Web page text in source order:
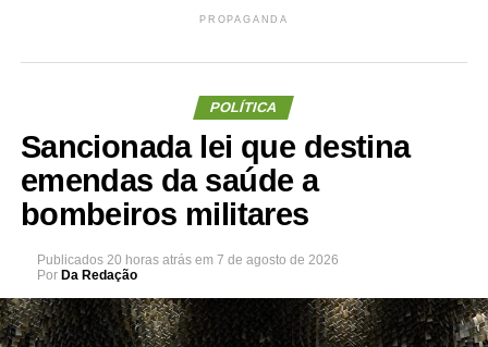
PROPAGANDA
POLÍTICA
Sancionada lei que destina
emendas da saúde a
bombeiros militares
Publicados 20 horas atrás em 7 de agosto de 2026
Por Da Redação